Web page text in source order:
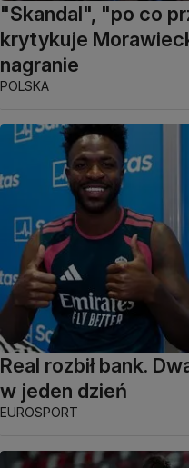
"Skandal", "po co
krytykuje
nagranie
POLSKA
Real rozbił bank.
w jeden dzień
EUROSPORT